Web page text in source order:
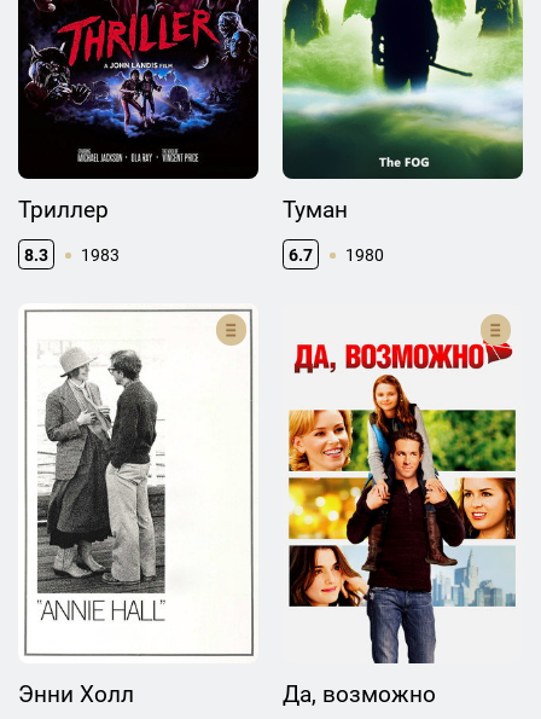
Триллер
8.3 1983
Туман
6.7 1980
Энни Холл Да, возможно